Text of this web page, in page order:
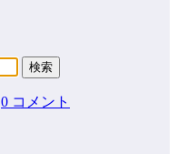
0 コメント